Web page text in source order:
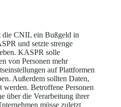
die CNIL ein Bußgeld in
und setzte strenge
KASPR solle
von Personen mehr
auf Plattformen
Außerdem sollten Daten,
werden. Betroffene Personen
über die Verarbeitung ihrer
müsse zuletzt